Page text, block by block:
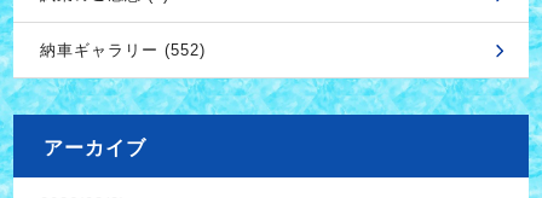
納車ギャラリー (552)
アーカイブ